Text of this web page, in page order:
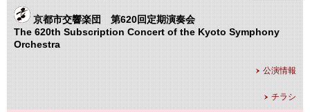
京都市交響楽団 第620回定期演奏会
The 620th Subscription Concert of the Kyoto Symphony
Orchestra
公演情報
チラシ